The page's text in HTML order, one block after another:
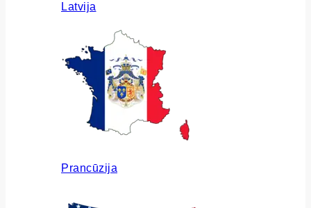
Latvija
Prancūzija